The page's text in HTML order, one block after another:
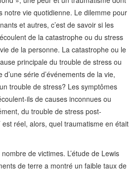
notre vie quotidienne. Le dilemme pour
et autres, c’est de savoir si les
de la catastrophe ou du stress
de la personne. La catastrophe ou le
principale du trouble de stress ou
série d’événements de la vie,
trouble de stress? Les symptômes
ils de causes inconnues ou
du trouble de stress post-
réel, alors, quel traumatisme en était
de victimes. L’étude de Lewis
de terre a montré un faible taux de